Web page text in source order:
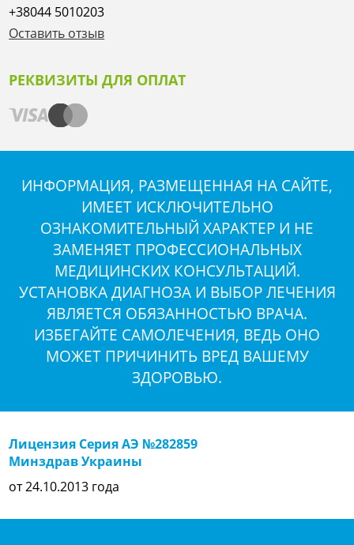
+38044 5010203
Оставить отзыв
РЕКВИЗИТЫ ДЛЯ ОПЛАТ
ИНФОРМАЦИЯ, РАЗМЕЩЕННАЯ НА САЙТЕ,
ИМЕЕТ ИСКЛЮЧИТЕЛЬНО
ОЗНАКОМИТЕЛЬНЫЙ ХАРАКТЕР И НЕ
ЗАМЕНЯЕТ ПРОФЕССИОНАЛЬНЫХ
МЕДИЦИНСКИХ КОНСУЛЬТАЦИЙ.
УСТАНОВКА ДИАГНОЗА И ВЫБОР ЛЕЧЕНИЯ
ЯВЛЯЕТСЯ ОБЯЗАННОСТЬЮ ВРАЧА.
ИЗБЕГАЙТЕ САМОЛЕЧЕНИЯ, ВЕДЬ ОНО
МОЖЕТ ПРИЧИНИТЬ ВРЕД ВАШЕМУ
ЗДОРОВЬЮ.
Лицензия Серия АЭ №282859
Минздрав Украины
от 24.10.2013 года